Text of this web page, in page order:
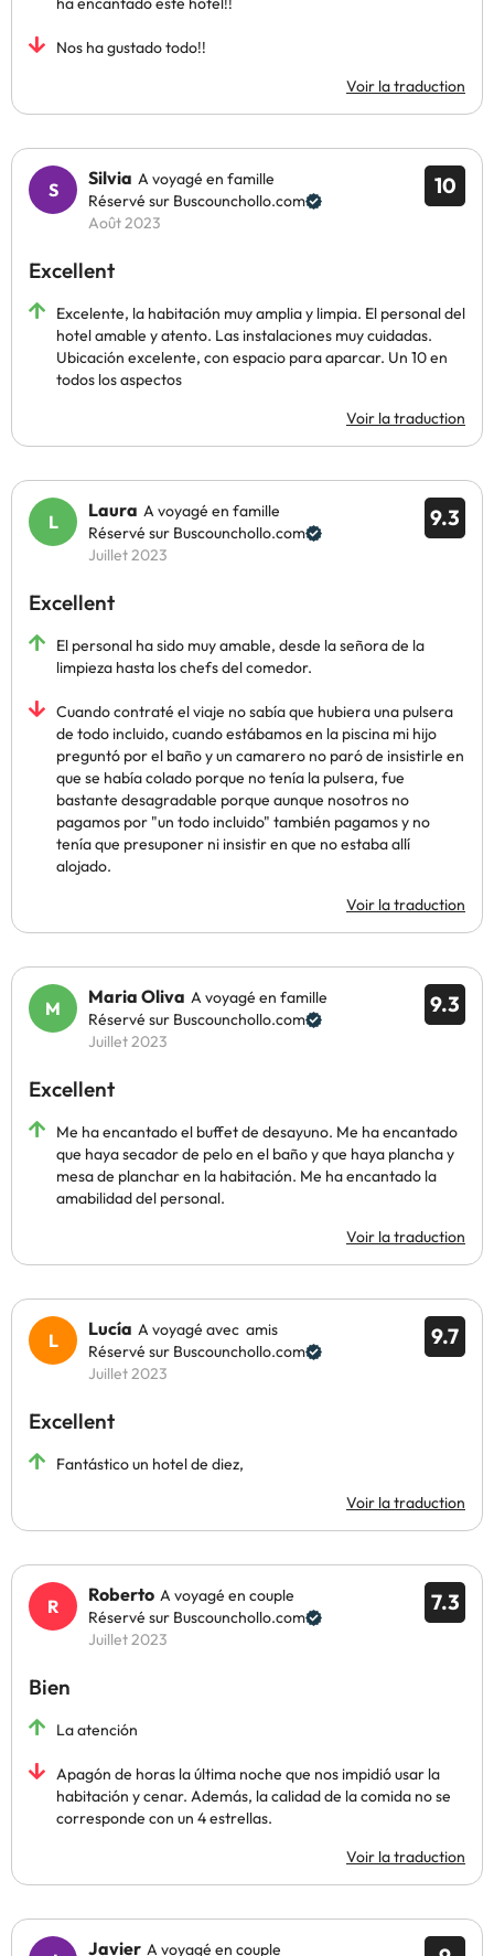
Nos ha gustado todo!!
Voir la traduction
10
Silvia A voyagé en famille
Réservé sur Buscounchollo.com
Août 2023
Excellent
Excelente, la habitación muy amplia y limpia. El personal del
hotel amable y atento. Las instalaciones muy cuidadas.
Ubicación excelente, con espacio para aparcar. Un 10 en
todos los aspectos
Voir la traduction
9.3
Laura A voyagé en famille
Réservé sur Buscounchollo.com
Juillet 2023
Excellent
El personal ha sido muy amable, desde la señora de la
limpieza hasta los chefs del comedor.
Cuando contraté el viaje no sabía que hubiera una pulsera
de todo incluido, cuando estábamos en la piscina mi hijo
preguntó por el baño y un camarero no paró de insistirle en
que se había colado porque no tenía la pulsera, fue
bastante desagradable porque aunque nosotros no
pagamos por "un todo incluido" también pagamos y no
tenía que presuponer ni insistir en que no estaba allí
alojado.
Voir la traduction
9.3
Maria Oliva A voyagé en famille
Réservé sur Buscounchollo.com
Juillet 2023
Excellent
Me ha encantado el buffet de desayuno. Me ha encantado
que haya secador de pelo en el baño y que haya plancha y
mesa de planchar en la habitación. Me ha encantado la
amabilidad del personal.
Voir la traduction
9.7
Lucía A voyagé avec amis
Réservé sur Buscounchollo.com
Juillet 2023
Excellent
Fantástico un hotel de diez,
Voir la traduction
7.3
Roberto A voyagé en couple
Réservé sur Buscounchollo.com
Juillet 2023
Bien
La atención
Apagón de horas la última noche que nos impidió usar la
habitación y cenar. Además, la calidad de la comida no se
corresponde con un 4 estrellas.
Voir la traduction
Javier A voyagé en couple